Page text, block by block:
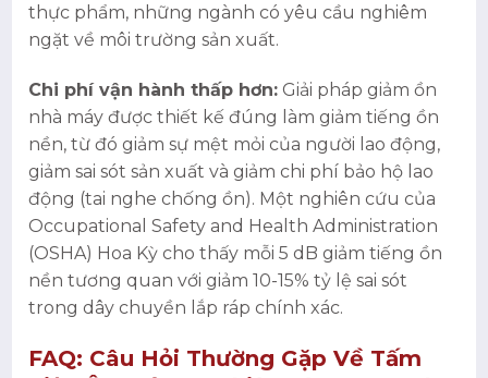
thực phẩm, những ngành có yêu cầu nghiêm
ngặt về môi trường sản xuất.
Chi phí vận hành thấp hơn: Giải pháp giảm ồn
nhà máy được thiết kế đúng làm giảm tiếng ồn
nền, từ đó giảm sự mệt mỏi của người lao động,
giảm sai sót sản xuất và giảm chi phí bảo hộ lao
động (tai nghe chống ồn). Một nghiên cứu của
Occupational Safety and Health Administration
(OSHA) Hoa Kỳ cho thấy mỗi 5 dB giảm tiếng ồn
nền tương quan với giảm 10-15% tỷ lệ sai sót
trong dây chuyền lắp ráp chính xác.
FAQ: Câu Hỏi Thường Gặp Về Tấm